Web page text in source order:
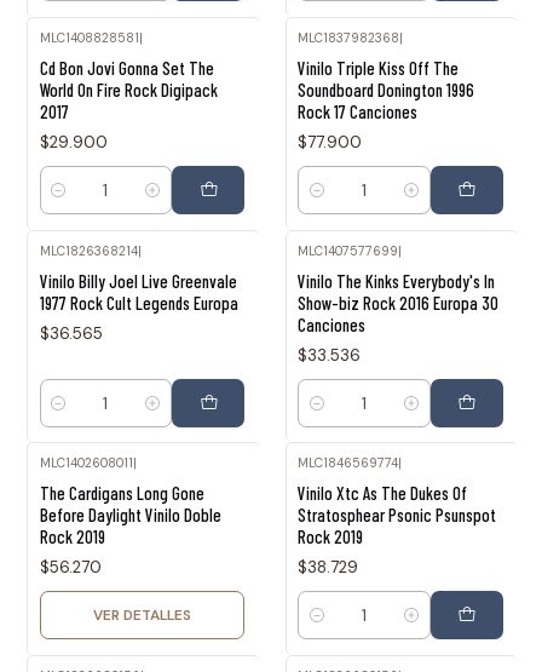
MLC1408828581
Cd Bon Jovi Gonna Set The
World On Fire Rock Digipack
2017
$29.900
Cantidad
MLC1837982368
Vinilo Triple Kiss Off The
Soundboard Donington 1996
Rock 17 Canciones
$77.900
Cantidad
MLC1826368214|
Vinilo Billy Joel Live Greenvale
1977 Rock Cult Legends Europa
$36.565
Cantidad
MLC1407577699|
Vinilo The Kinks Everybody's In
Show-biz Rock 2016 Europa 30
Canciones
$33.536
Cantidad
MLC1402608011
The Cardigans Long Gone
Before Daylight Vinilo Doble
Rock 2019
$56.270
VER DETALLES
MLC1846569774
Vinilo Xtc As The Dukes Of
Stratosphear Psonic Psunspot
Rock 2019
$38.729
Cantidad